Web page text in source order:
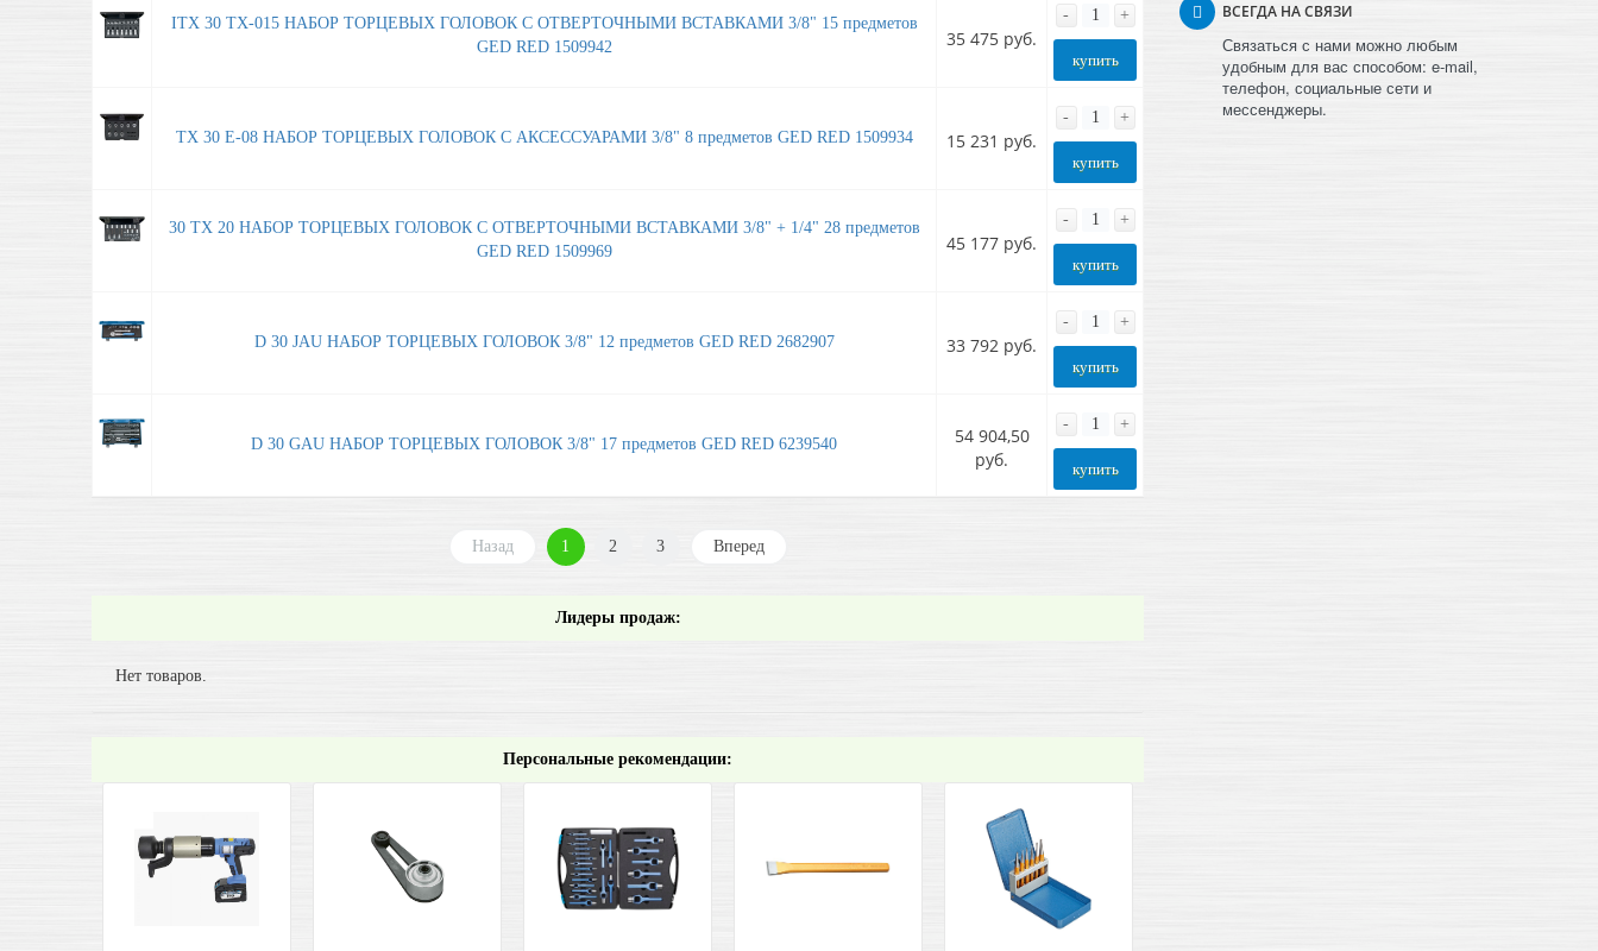
ITX 30 TX-015 НАБОР ТОРЦЕВЫХ ГОЛОВОК С ОТВЕРТОЧНЫМИ ВСТАВКАМИ 3/8" 15 предметов
GED RED 1509942
35 475 руб.
- +
купить
TX 30 E-08 НАБОР ТОРЦЕВЫХ ГОЛОВОК С АКСЕССУАРАМИ 3/8" 8 предметов GED RED 1509934 15 231 руб.
- +
купить
30 TX 20 НАБОР ТОРЦЕВЫХ ГОЛОВОК С ОТВЕРТОЧНЫМИ ВСТАВКАМИ 3/8" + 1/4" 28 предметов
GED RED 1509969
45 177 руб.
- +
купить
D 30 JAU НАБОР ТОРЦЕВЫХ ГОЛОВОК 3/8" 12 предметов GED RED 2682907 33 792 руб.
- +
купить
D 30 GAU НАБОР ТОРЦЕВЫХ ГОЛОВОК 3/8" 17 предметов GED RED 6239540
54 904,50
руб.
- +
купить
Назад 1 2 3 Вперед
Лидеры продаж:
Нет товаров.
Персональные рекомендации:
ВСЕГДА НА СВЯЗИ
Связаться с нами можно любым
удобным для вас способом: e-mail,
телефон, социальные сети и
мессенджеры.